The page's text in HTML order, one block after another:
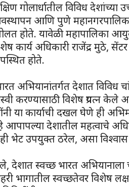
गोलार्धातील विविध
आणि पुणे
होते. यावेळी महापालिका
अधिकारी राजेंद्र मुठे, सेंटर
होते.
अभियानांतर्गत देशात
करण्यासाठी विशेष प्रयत्न केले
या कार्याची दखल घेणे ही
आपापल्या देशातील महत्वाचे
भेट उपयुक्त ठरेल, असा
देशात स्वच्छ भारत
भागातील स्वच्छतेवर विशेष